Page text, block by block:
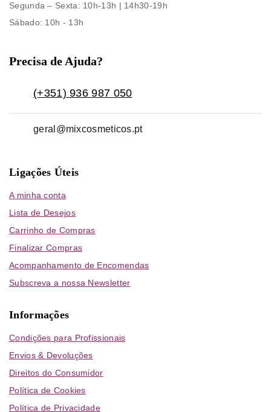
Segunda – Sexta: 10h-13h | 14h30-19h
Sábado: 10h - 13h
Precisa de Ajuda?
(+351) 936 987 050
geral@mixcosmeticos.pt
Ligações Úteis
A minha conta
Lista de Desejos
Carrinho de Compras
Finalizar Compras
Acompanhamento de Encomendas
Subscreva a nossa Newsletter
Informações
Condições para Profissionais
Envios & Devoluções
Direitos do Consumidor
Política de Cookies
Política de Privacidade